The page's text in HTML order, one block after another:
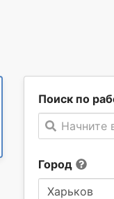
Поиск по
Начните
Город
Харьков